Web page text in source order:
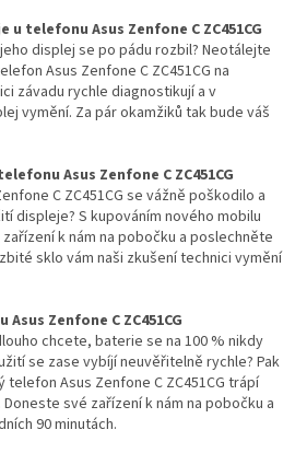
telefonu Asus Zenfone C ZC451CG
displej se po pádu rozbil? Neotálejte
Asus Zenfone C ZC451CG na
závadu rychle diagnostikují a v
vymění. Za pár okamžiků tak bude váš
Asus Zenfone C ZC451CG
C ZC451CG se vážně poškodilo a
displeje? S kupováním nového mobilu
k nám na pobočku a poslechněte
sklo vám naši zkušení technici vymění
Zenfone C ZC451CG
chcete, baterie se na 100 % nikdy
se zase vybíjí neuvěřitelně rychle? Pak
Asus Zenfone C ZC451CG trápí
své zařízení k nám na pobočku a
90 minutách.